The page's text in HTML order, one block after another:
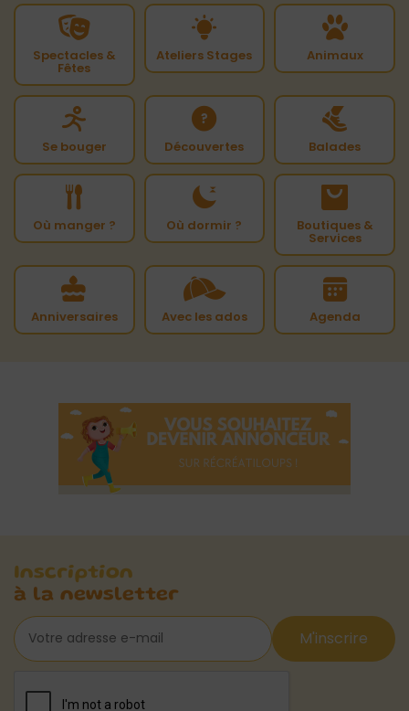
Spectacles &
Fêtes
Ateliers Stages Animaux
Se bouger Découvertes Balades
Où manger ? Où dormir ? Boutiques &
Services
Anniversaires Avec les ados Agenda
Inscription
à la newsletter
M'inscrire